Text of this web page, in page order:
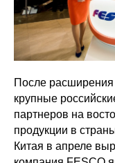
После расширения
крупные
партнеров на
продукции в
Китая в апреле